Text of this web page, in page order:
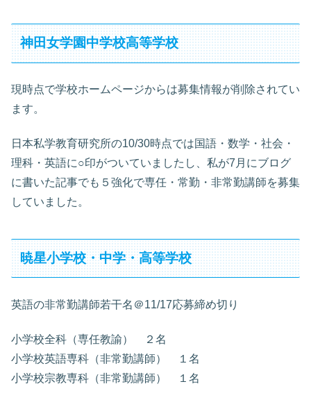
神田女学園中学校高等学校
現時点で学校ホームページからは募集情報が削除されてい
ます。
日本私学教育研究所の10/30時点では国語・数学・社会・
理科・英語に○印がついていましたし、私が7月にブログ
に書いた記事でも５強化で専任・常勤・非常勤講師を募集
していました。
暁星小学校・中学・高等学校
英語の非常勤講師若干名＠11/17応募締め切り
小学校全科（専任教諭） ２名
小学校英語専科（非常勤講師） １名
小学校宗教専科（非常勤講師） １名